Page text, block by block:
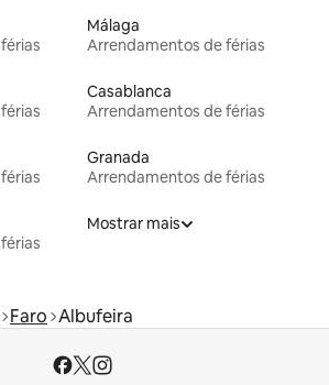
Málaga
Arrendamentos de férias
Casablanca
Arrendamentos de férias
Granada
Arrendamentos de férias
Mostrar mais
Faro Albufeira